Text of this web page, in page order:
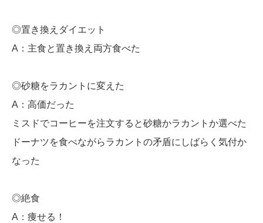
◎置き換えダイエット
A：主食と置き換え両方食べた
◎砂糖をラカントに変えた
A：高価だった
ミスドでコーヒーを注文すると砂糖かラカントか選べた
ドーナツを食べながらラカントの矛盾にしばらく気付か
なった
◎絶食
A：痩せる！